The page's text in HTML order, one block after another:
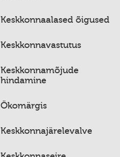
Keskkonnaalased õigused
Keskkonnavastutus
Keskkonnamõjude
hindamine
Ökomärgis
Keskkonnajärelevalve